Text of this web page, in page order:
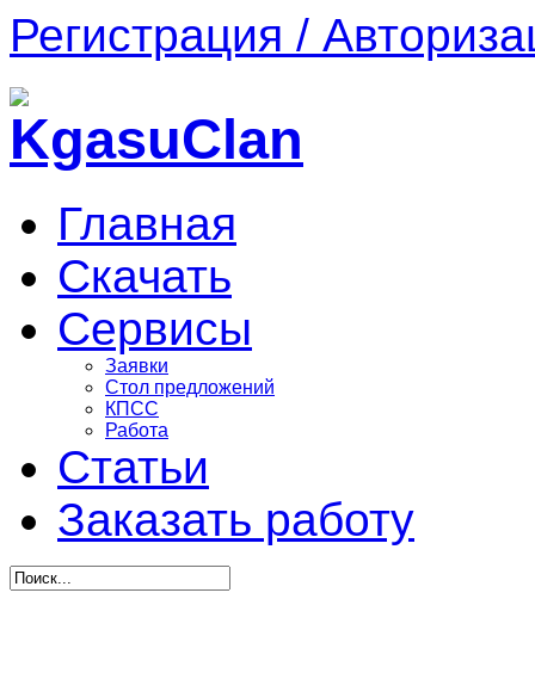
Регистрация /
Главная
Скачать
Сервисы
Заявки
Стол предложений
КПСС
Работа
Статьи
Заказать работу